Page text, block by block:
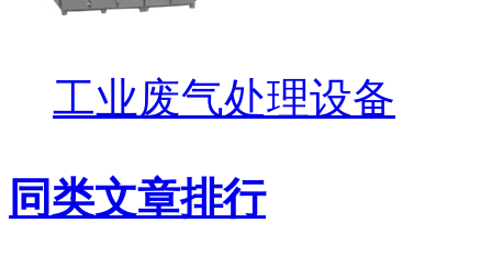
工业废气处理设备
同类文章排行